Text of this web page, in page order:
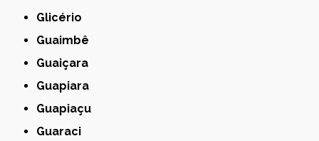
Glicério
Guaimbê
Guaiçara
Guapiara
Guapiaçu
Guaraci